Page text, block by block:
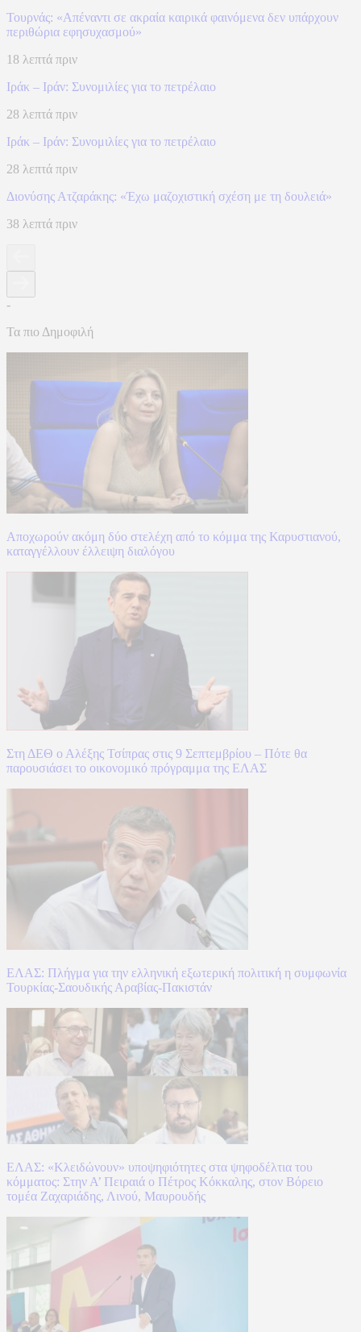
Τουρνάς: «Απέναντι σε ακραία καιρικά φαινόμενα δεν υπάρχουν
περιθώρια εφησυχασμού»
18 λεπτά πριν
Ιράκ – Ιράν: Συνομιλίες για το πετρέλαιο
28 λεπτά πριν
Ιράκ – Ιράν: Συνομιλίες για το πετρέλαιο
28 λεπτά πριν
Διονύσης Ατζαράκης: «Έχω μαζοχιστική σχέση με τη δουλειά»
38 λεπτά πριν
-
Τα πιο Δημοφιλή
Αποχωρούν ακόμη δύο στελέχη από το κόμμα της Καρυστιανού,
καταγγέλλουν έλλειψη διαλόγου
Στη ΔΕΘ ο Αλέξης Τσίπρας στις 9 Σεπτεμβρίου – Πότε θα
παρουσιάσει το οικονομικό πρόγραμμα της ΕΛΑΣ
ΕΛΑΣ: Πλήγμα για την ελληνική εξωτερική πολιτική η συμφωνία
Τουρκίας-Σαουδικής Αραβίας-Πακιστάν
ΕΛΑΣ: «Κλειδώνουν» υποψηφιότητες στα ψηφοδέλτια του
κόμματος: Στην Α’ Πειραιά ο Πέτρος Κόκκαλης, στον Βόρειο
τομέα Ζαχαριάδης, Λινού, Μαυρουδής